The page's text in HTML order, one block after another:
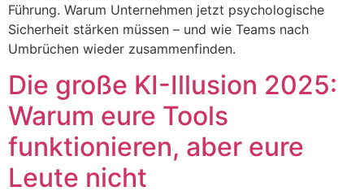
Führung. Warum Unternehmen jetzt psychologische
Sicherheit stärken müssen – und wie Teams nach
Umbrüchen wieder zusammenfinden.
Die große KI-Illusion 2025:
Warum eure Tools
funktionieren, aber eure
Leute nicht